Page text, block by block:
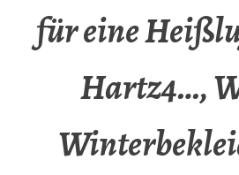
für eine
Hartz4…,